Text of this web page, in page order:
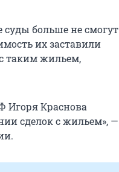
больше не смогут
их заставили
таким жильем,
Игоря Краснова
сделок с жильем», —